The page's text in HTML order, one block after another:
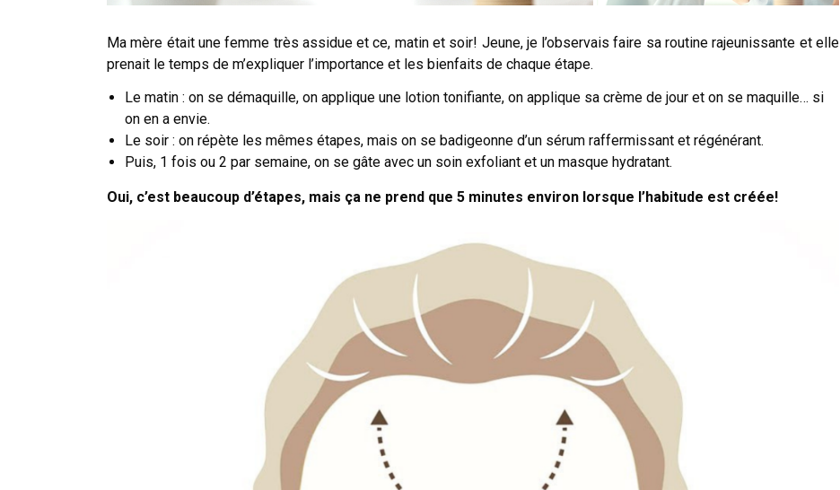
Ma mère était une femme très assidue et ce, matin et soir! Jeune, je l’observais faire sa routine rajeunissante et elle
prenait le temps de m’expliquer l’importance et les bienfaits de chaque étape.
Le matin : on se démaquille, on applique une lotion tonifiante, on applique sa crème de jour et on se maquille… si
on en a envie.
Le soir : on répète les mêmes étapes, mais on se badigeonne d’un sérum raffermissant et régénérant.
Puis, 1 fois ou 2 par semaine, on se gâte avec un soin exfoliant et un masque hydratant.
Oui, c’est beaucoup d’étapes, mais ça ne prend que 5 minutes environ lorsque l’habitude est créée!